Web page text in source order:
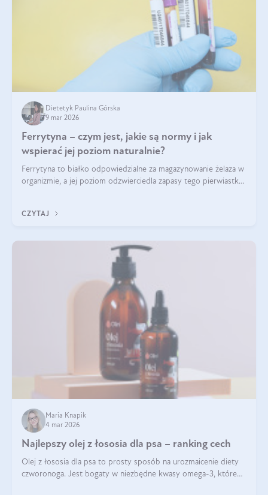
Dietetyk Paulina Górska
9 mar 2026
Ferrytyna – czym jest, jakie są normy i jak
wspierać jej poziom naturalnie?
Ferrytyna to białko odpowiedzialne za magazynowanie żelaza w
organizmie, a jej poziom odzwierciedla zapasy tego pierwiastka.
funkcjonowanie (
CZYTAJ
Maria Knapik
4 mar 2026
Najlepszy olej z łososia dla psa – ranking cech
Olej z łososia dla psa to prosty sposób na urozmaicenie diety
czworonoga. Jest bogaty w niezbędne kwasy omega-3, które